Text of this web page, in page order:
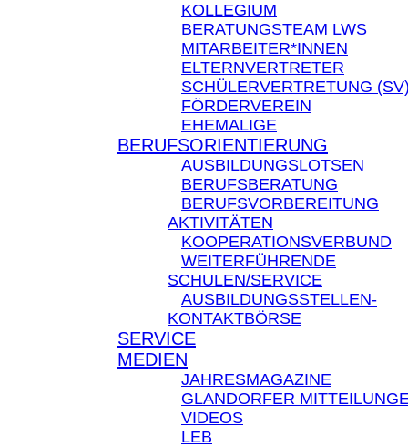
KOLLEGIUM
BERATUNGSTEAM LWS
MITARBEITER*INNEN
ELTERNVERTRETER
SCHÜLERVERTRETUNG
FÖRDERVEREIN
EHEMALIGE
BERUFSORIENTIERUNG
AUSBILDUNGSLOTSEN
BERUFSBERATUNG
BERUFSVORBEREITUNG
AKTIVITÄTEN
KOOPERATIONSVERBUND
WEITERFÜHRENDE
SCHULEN/SERVICE
AUSBILDUNGSSTELLEN-
KONTAKTBÖRSE
SERVICE
MEDIEN
JAHRESMAGAZINE
GLANDORFER
VIDEOS
LEB